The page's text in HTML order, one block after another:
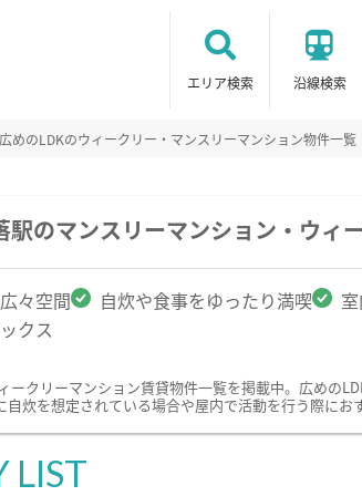
エリア検索 沿線検索
広めのLDKのウィークリー・マンスリーマンション物件一覧
のマンスリーマンション・ウィ
々空間 自炊や食事をゆったり満喫
クス
ークリーマンション賃貸物件一覧を掲載中。広めの
炊を想定されている場合や屋内で活動を行う際に
LIST